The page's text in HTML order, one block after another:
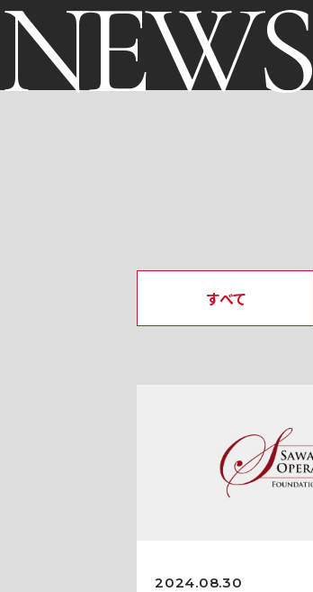
NEWS
すべて
2024.08.30